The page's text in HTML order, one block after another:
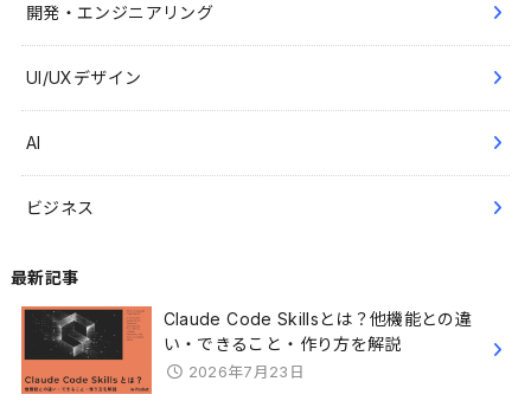
開発・エンジニアリング
UI/UXデザイン
AI
ビジネス
最新記事
Claude Code Skillsとは？他機能との違
い・できること・作り方を解説
2026年7月23日